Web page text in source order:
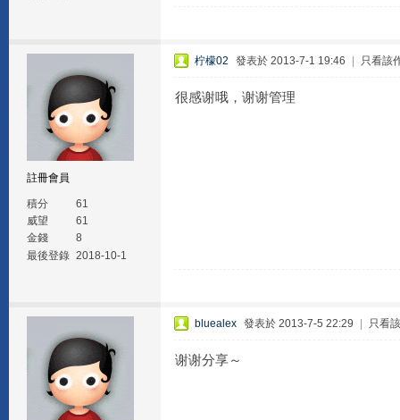
註冊會員
積分
61
威望
61
金錢
8
最後登錄 2018-10-1
柠檬02 發表於 2013-7-1 19:46 只看該
很感谢哦，谢谢管理
bluealex 發表於 2013-7-5 22:29 只看
谢谢分享～